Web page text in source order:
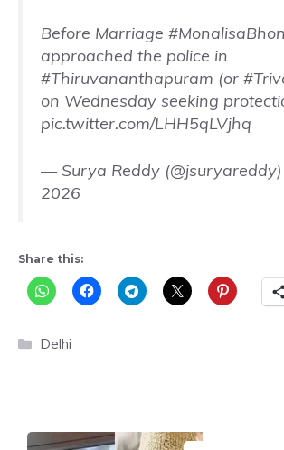
Before Marriage
approached the police in
#Thiruvananthapuram (or
on Wednesday seeking
pic.twitter.com/LHH5qLVjhq
— Surya Reddy (@jsuryareddy)
2026
Share this:
Categories
Delhi